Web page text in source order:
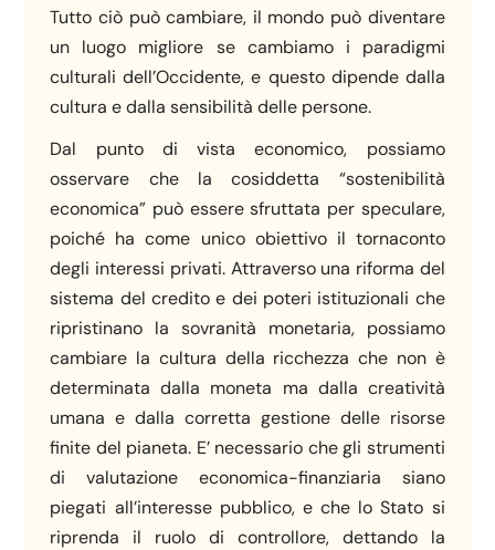
Tutto ciò può cambiare, il mondo può diventare
un luogo migliore se cambiamo i paradigmi
culturali dell’Occidente, e questo dipende dalla
cultura e dalla sensibilità delle persone.
Dal punto di vista economico, possiamo
osservare che la cosiddetta “sostenibilità
economica” può essere sfruttata per speculare,
poiché ha come unico obiettivo il tornaconto
degli interessi privati. Attraverso una riforma del
sistema del credito e dei poteri istituzionali che
ripristinano la sovranità monetaria, possiamo
cambiare la cultura della ricchezza che non è
determinata dalla moneta ma dalla creatività
umana e dalla corretta gestione delle risorse
finite del pianeta. E’ necessario che gli strumenti
di valutazione economica-finanziaria siano
piegati all’interesse pubblico, e che lo Stato si
riprenda il ruolo di controllore, dettando la